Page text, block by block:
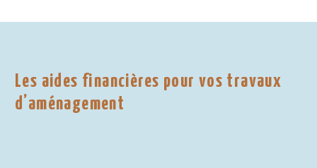
Les aides financières pour vos travaux
d’aménagement